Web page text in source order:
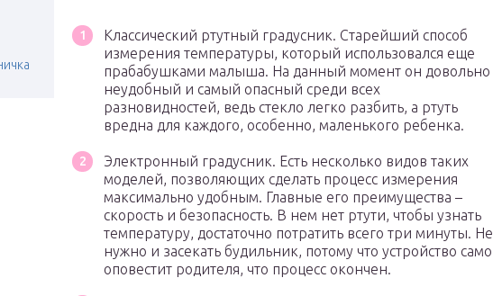
Классический ртутный градусник. Старейший способ
измерения температуры, который использовался еще
прабабушками малыша. На данный момент он довольно
неудобный и самый опасный среди всех
разновидностей, ведь стекло легко разбить, а ртуть
вредна для каждого, особенно, маленького ребенка.
Электронный градусник. Есть несколько видов таких
моделей, позволяющих сделать процесс измерения
максимально удобным. Главные его преимущества –
скорость и безопасность. В нем нет ртути, чтобы узнать
температуру, достаточно потратить всего три минуты. Не
нужно и засекать будильник, потому что устройство само
оповестит родителя, что процесс окончен.